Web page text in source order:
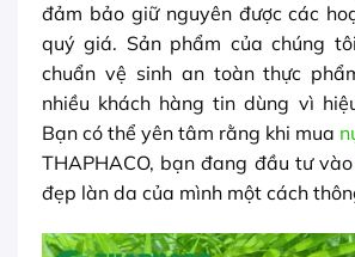
đảm bảo giữ nguyên được các
quý giá. Sản phẩm của chúng
chuẩn vệ sinh an toàn thực
nhiều khách hàng tin dùng vì
Bạn có thể yên tâm rằng khi mua
THAPHACO, bạn đang đầu tư
đẹp làn da của mình một cách